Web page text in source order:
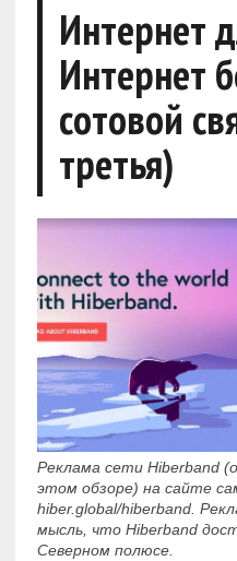
Интернет
Интернет
сотовой
третья)
Реклама сети Hiberband
этом обзоре) на сайте
hiber.global/hiberband.
мысль, что Hiberband
Северном полюсе.